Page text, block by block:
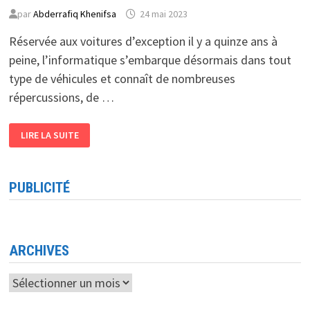
parAbderrafiq Khenifsa 24 mai 2023
Réservée aux voitures d’exception il y a quinze ans à
peine, l’informatique s’embarque désormais dans tout
type de véhicules et connaît de nombreuses
répercussions, de …
AUTOMOBILE
ET
DEVRAIT
POUSSER
CENTRE
DE
DÉVELOPPEMENT
LOGICIEL
A
ORAN
LIRE LA SUITE
PUBLICITÉ
ARCHIVES
Archives